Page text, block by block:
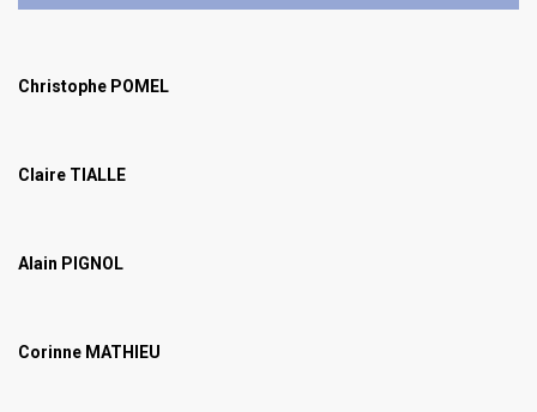
Christophe POMEL
Claire TIALLE
Alain PIGNOL
Corinne MATHIEU